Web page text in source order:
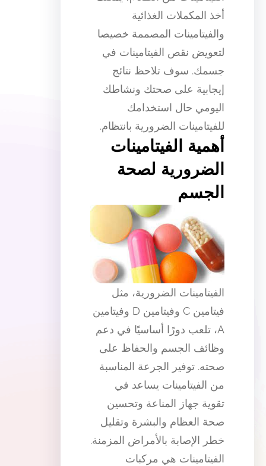
أخذ المكملات الغذائية
والفيتامينات المصممة خصيصا
لتعويض نقص الفيتامينات في
جسمك. سوف تلاحظ نتائج
إيجابية على صحتك ونشاطك
اليومي حال استخدامك
للفيتامينات الضرورية بانتظام.
أهمية الفيتامينات
الضرورية لصحة
الجسم
الفيتامينات الضرورية، مثل
فيتامين C وفيتامين D وفيتامين
A، تلعب دورًا أساسيًا في دعم
وظائف الجسم والحفاظ على
صحته. توفير الجرعة المناسبة
من الفيتامينات يساعد في
تقوية جهاز المناعة وتحسين
صحة العظام والبشرة وتقليل
خطر الإصابة بالأمراض المزمنة.
الفيتامينات هي مركبات